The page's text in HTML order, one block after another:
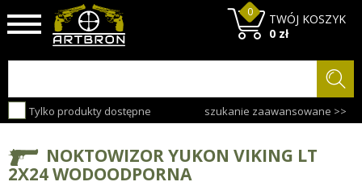
Tylko produkty dostępne szukanie zaawansowane >>
TWÓJ KOSZYK
0
0 zł
NOKTOWIZOR YUKON VIKING LT
2X24 WODOODPORNA